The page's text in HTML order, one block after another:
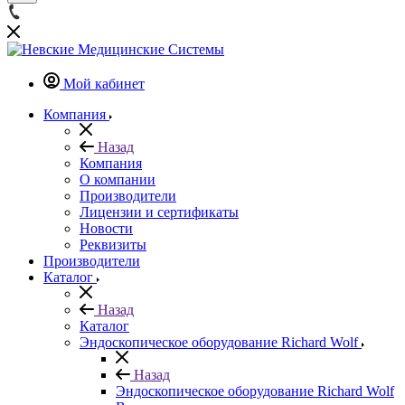
Мой кабинет
Компания
Назад
Компания
О компании
Производители
Лицензии и сертификаты
Новости
Реквизиты
Производители
Каталог
Назад
Каталог
Эндоскопическое оборудование Richard Wolf
Назад
Эндоскопическое оборудование Richard Wolf